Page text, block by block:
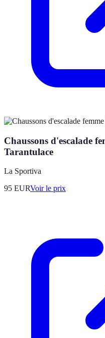
Chaussons d'escalade
Tarantulace
La Sportiva
95 EURVoir le prix